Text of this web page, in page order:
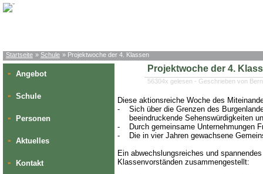
Startseite » Schule » Projektwoche der 4. Klassen
» Angebot
» Schule
» Personen
» Aktuelles
» Kontakt
Projektwoche der 4.
56304x gelesen - Geschrieben von
Diese aktionsreiche Woche des
-
Sich über die Grenzen des
beeindruckende Sehenswürdigkeiten
-
Durch gemeinsame Unternehmungen
-
Die in vier Jahren gewachsene
Ein abwechslungsreiches und
Klassenvorständen zusammengestellt: